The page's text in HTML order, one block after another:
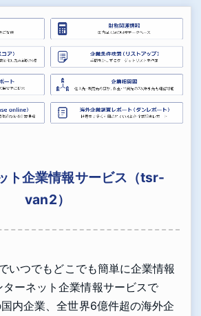
ト企業情報サービス（tsr-
van2）
いつでもどこでも簡単に企業情報
ターネット企業情報サービスで
内企業、全世界6億件超の海外企